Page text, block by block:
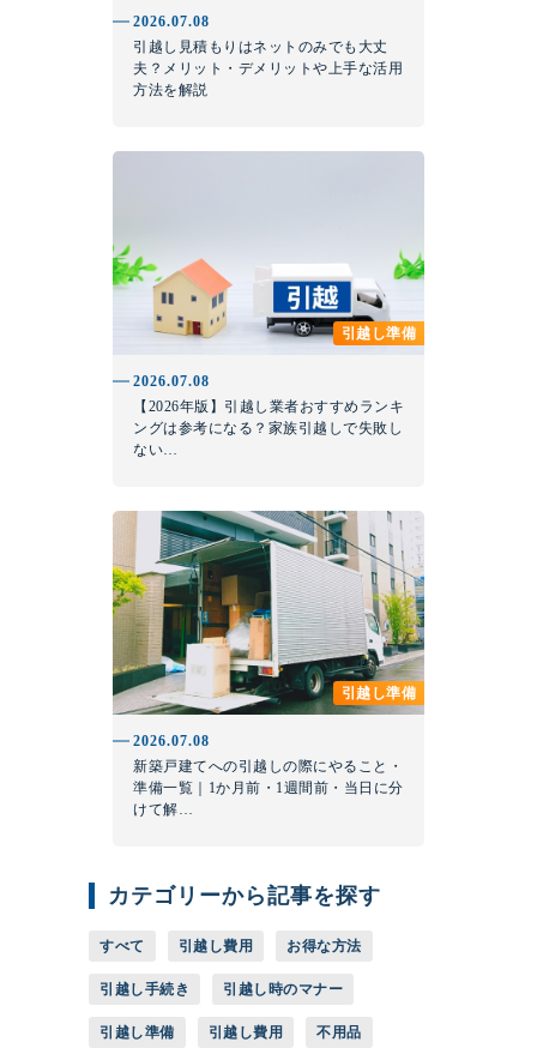
2026.07.08
引越し見積もりはネットのみでも大丈
夫？メリット・デメリットや上手な活用
方法を解説
2026.07.08
【2026年版】引越し業者おすすめランキ
ングは参考になる？家族引越しで失敗し
ない…
引越し準備
2026.07.08
新築戸建てへの引越しの際にやること・
準備一覧｜1か月前・1週間前・当日に分
けて解…
引越し準備
カテゴリーから記事を探す
すべて 引越し費用 お得な方法
引越し手続き 引越し時のマナー
引越し準備 引越し費用 不用品